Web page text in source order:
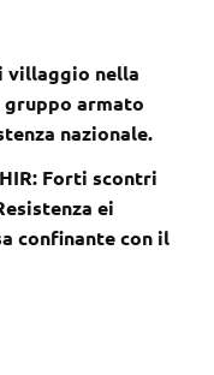
villaggio nella
gruppo armato
nazionale.
Forti scontri
ei
confinante con il